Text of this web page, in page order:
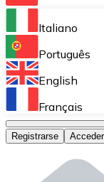
Bitnovo Ramp
Integra
Bitnovo
Bitnovo OTC
Bitnovo ATM
Italiano
Português
English
Français
Registrarse Acceder